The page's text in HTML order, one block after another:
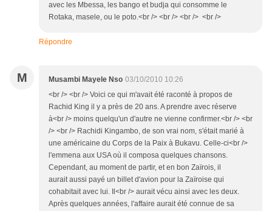
avec les Mbessa, les bango et budja qui consomme le
Rotaka, masele, ou le poto.<br /> <br /> <br /> <br />
Répondre
M Musambi Mayele Nso 03/10/2010 10:26
<br /> <br /> Voici ce qui m'avait été raconté à propos de
Rachid King il y a près de 20 ans. A prendre avec réserve
à<br /> moins quelqu'un d'autre ne vienne confirmer.<br /> <br
/> <br /> Rachidi Kingambo, de son vrai nom, s'était marié à
une américaine du Corps de la Paix à Bukavu. Celle-ci<br />
l'emmena aux USA où il composa quelques chansons.
Cependant, au moment de partir, et en bon Zaïrois, il
aurait aussi payé un billet d'avion pour la Zaïroise qui
cohabitait avec lui. Il<br /> aurait vécu ainsi avec les deux.
Après quelques années, l'affaire aurait été connue de sa